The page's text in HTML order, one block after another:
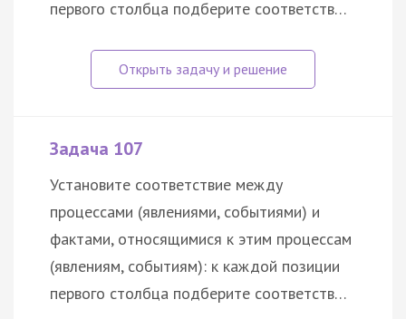
первого столбца подберите соответств…
Задача 107
Установите соответствие между
процессами (явлениями, событиями) и
фактами, относящимися к этим процессам
(явлениям, событиям): к каждой позиции
первого столбца подберите соответств…